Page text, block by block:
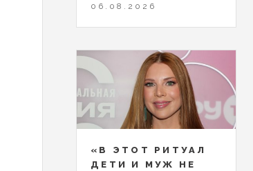
06.08.2026
«В ЭТОТ РИТУАЛ
ДЕТИ И МУЖ НЕ